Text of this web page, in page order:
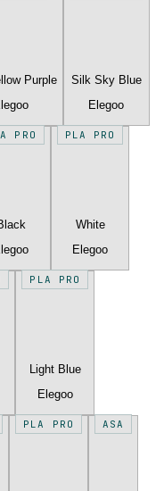
Purple
Silk Sky Blue
Elegoo
PRO PLA PRO
White
Elegoo
PLA PRO
Light Blue
Elegoo
PLA PRO ASA